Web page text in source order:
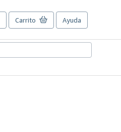
Carrito Ayuda